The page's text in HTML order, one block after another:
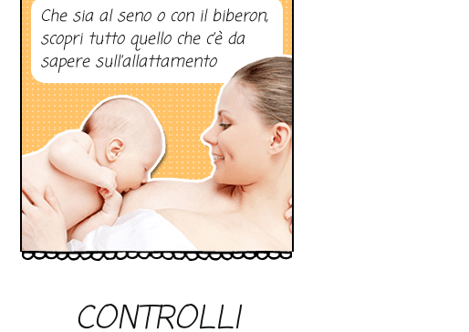
Che sia al seno o con il biberon,
scopri tutto quello che c’è da
sapere sull’allattamento
CONTROLLI